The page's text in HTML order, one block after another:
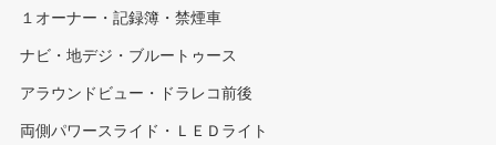
１オーナー・記録簿・禁煙車
ナビ・地デジ・ブルートゥース
アラウンドビュー・ドラレコ前後
両側パワースライド・ＬＥＤライト